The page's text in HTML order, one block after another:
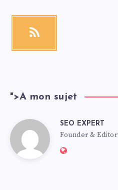
">A mon sujet
SEO EXPERT
Founder & Editor